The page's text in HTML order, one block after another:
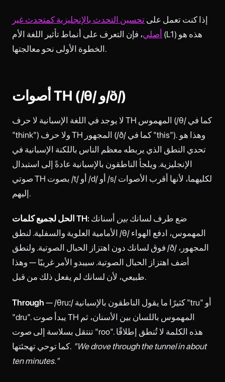
إذا كنت تعمل على تحسين التحدث بالإنجليزية كمتحدث غير
أصلي، فإن التعرف على أنماط تأثير اللغة الأم (L1) هذه هو
الخطوة الأولى نحو معالجتها.
أصوات TH (/θ/ و/ð/)
لا يوجد في اللغة الإسبانية لا حرف TH المهموس (/θ/ كما في
"think") ولا حرف TH المجهور (/ð/ كما في "this"). وهذا هو
تحدي النطق الذي يربطه معظم الناس باللكنة الإسبانية في
الإنجليزية. ويلجأ الناطقون بالإسبانية عادةً إلى استبدال
صوتي TH بصوت /t/ أو /d/ أو /s/ لكليهما، لأنها أقرب الأصوات
إليهم.
الحل لجميع كلمات TH: ضع طرف لسانك بين أسنانك
الأمامية العلوية والسفلية. لنطق /θ/ المهموس، ادفع الهواء
فوق لسانك دون اهتزاز الحبال الصوتية. ولنطق /ð/ المجهور،
أضف اهتزاز الحبال الصوتية. سيبدو الأمر غريبًا — وهذا
طبيعي، لأن لسانك لم يفعل ذلك من قبل.
Through — /θruː/ كثيرًا ما يقول الناطقون بالإسبانية "tru" أو
"dru". يبدأ صوت TH المهموس باللسان بين الأسنان، ثم
تنتقل بسلاسة إلى صوت "roo". هذه الكلمة لا تُنطق إطلاقًا
كما توحي تهجئتها. "We drove through the tunnel in about
ten minutes."